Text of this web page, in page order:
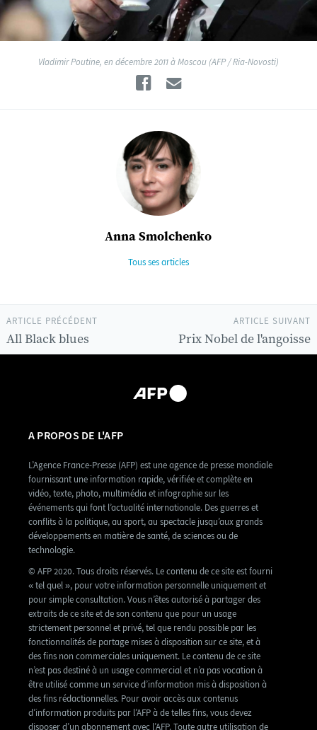
Vladimir Poutine, en décembre 2011 à Moscou (AFP / Ria-Novosti)
Facebook
Anna Smolchenko
Tous ses articles
ARTICLE SUIVANT
Prix Nobel de l'angoisse
ARTICLE PRÉCÉDENT
All Black blues
A PROPOS DE L'AFP
L’Agence France-Presse (AFP) est une agence de presse mondiale
fournissant une information rapide, vérifiée et complète en
vidéo, texte, photo, multimédia et infographie sur les
événements qui font l’actualité internationale. Des guerres et
conflits à la politique, au sport, au spectacle jusqu’aux grands
développements en matière de santé, de sciences ou de
technologie.
© AFP 2020. Tous droits réservés. Le contenu de ce site est fourni
« tel quel », pour votre information personnelle uniquement et
pour simple consultation. Vous n’êtes autorisé à partager des
extraits de ce site et de son contenu que pour un usage
strictement personnel et privé, tel que rendu possible par les
fonctionnalités de partage mises à disposition sur ce site, et à
des fins non commerciales uniquement. Le contenu de ce site
n’est pas destiné à un usage commercial et n’a pas vocation à
être utilisé comme un service d’information mis à disposition à
des fins rédactionnelles. Pour avoir accès aux contenus
d’information produits par l’AFP à de telles fins, vous devez
disposer d’un abonnement avec l’AFP. Toute autre utilisation de